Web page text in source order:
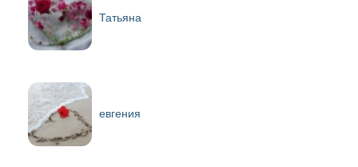
Татьяна
евгения